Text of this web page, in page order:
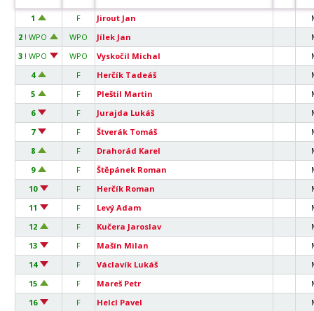
1 F Jirout Jan
2 ! WPO WPO Jílek Jan
3 ! WPO WPO Vyskočil Michal
4
F Herčík Tadeáš
5
F Pleštil Martin
6
F Jurajda Lukáš
7
F Štverák Tomáš
8
F Drahorád Karel
9
F Štěpánek Roman
10
F Herčík Roman
11
F Levý Adam
12
F Kučera Jaroslav
13
F Mašín Milan
14
F Václavík Lukáš
15
F Mareš Petr
16
F Helcl Pavel